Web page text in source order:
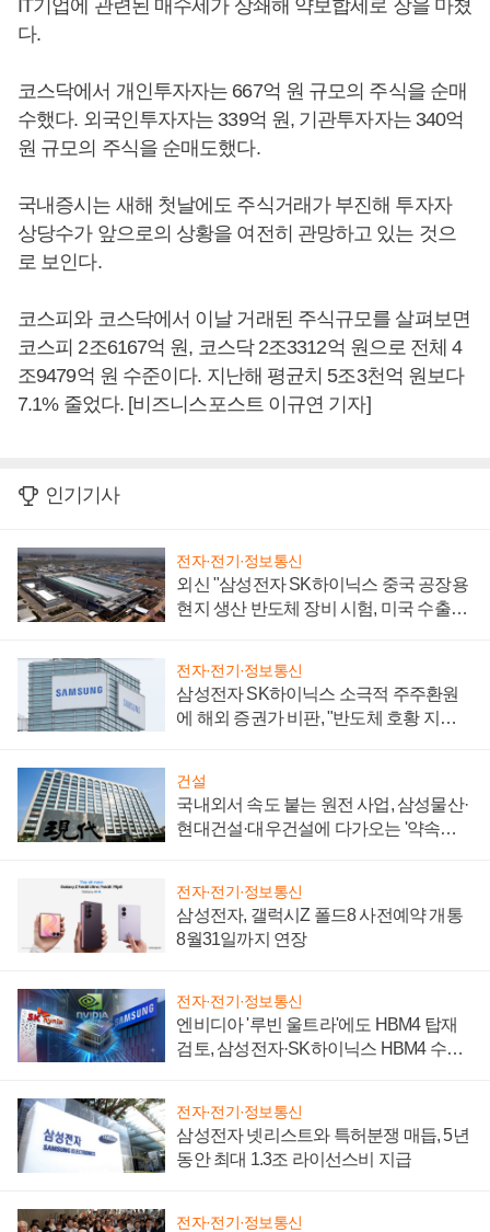
IT기업에 관련된 매수세가 상쇄해 약보합세로 장을 마쳤
다.
코스닥에서 개인투자자는 667억 원 규모의 주식을 순매
수했다. 외국인투자자는 339억 원, 기관투자자는 340억
원 규모의 주식을 순매도했다.
국내증시는 새해 첫날에도 주식거래가 부진해 투자자
상당수가 앞으로의 상황을 여전히 관망하고 있는 것으
로 보인다.
코스피와 코스닥에서 이날 거래된 주식규모를 살펴보면
코스피 2조6167억 원, 코스닥 2조3312억 원으로 전체 4
조9479억 원 수준이다. 지난해 평균치 5조3천억 원보다
7.1% 줄었다. [비즈니스포스트 이규연 기자]
인기기사
전자·전기·정보통신
외신 "삼성전자 SK하이닉스 중국 공장용
현지 생산 반도체 장비 시험, 미국 수출통
전자·전기·정보통신
삼성전자 SK하이닉스 소극적 주주환원
에 해외 증권가 비판, "반도체 호황 지속
건설
국내외서 속도 붙는 원전 사업, 삼성물산·
현대건설·대우건설에 다가오는 '약속의
전자·전기·정보통신
삼성전자, 갤럭시Z 폴드8 사전예약 개통
8월31일까지 연장
전자·전기·정보통신
엔비디아 '루빈 울트라'에도 HBM4 탑재
검토, 삼성전자·SK하이닉스 HBM4 수율
전자·전기·정보통신
삼성전자 넷리스트와 특허분쟁 매듭, 5년
동안 최대 1.3조 라이선스비 지급
전자·전기·정보통신